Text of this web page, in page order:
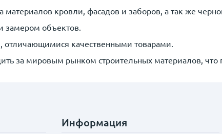
кровли, фасадов и заборов, а так же
замером объектов.
отличающимися качественными товарами.
за мировым рынком строительных материалов, что
Информация